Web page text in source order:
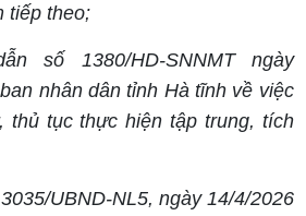
tiếp theo;
số 1380/HD-SNNMT ngày
nhân dân tỉnh Hà tĩnh về việc
thủ tục thực hiện tập trung, tích
UBND-NL5, ngày 14/4/2026